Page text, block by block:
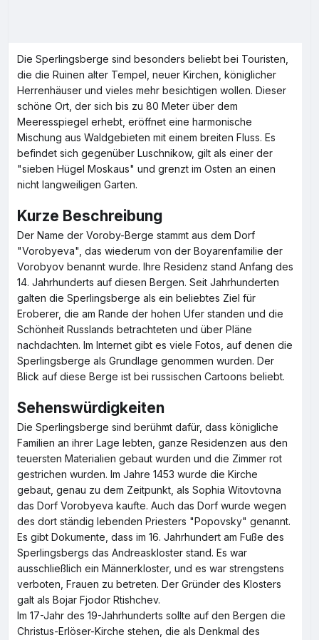
Die Sperlingsberge sind besonders beliebt bei Touristen,
die die Ruinen alter Tempel, neuer Kirchen, königlicher
Herrenhäuser und vieles mehr besichtigen wollen. Dieser
schöne Ort, der sich bis zu 80 Meter über dem
Meeresspiegel erhebt, eröffnet eine harmonische
Mischung aus Waldgebieten mit einem breiten Fluss. Es
befindet sich gegenüber Luschnikow, gilt als einer der
"sieben Hügel Moskaus" und grenzt im Osten an einen
nicht langweiligen Garten.
Kurze Beschreibung
Der Name der Voroby-Berge stammt aus dem Dorf
"Vorobyeva", das wiederum von der Boyarenfamilie der
Vorobyov benannt wurde. Ihre Residenz stand Anfang des
14. Jahrhunderts auf diesen Bergen. Seit Jahrhunderten
galten die Sperlingsberge als ein beliebtes Ziel für
Eroberer, die am Rande der hohen Ufer standen und die
Schönheit Russlands betrachteten und über Pläne
nachdachten. Im Internet gibt es viele Fotos, auf denen die
Sperlingsberge als Grundlage genommen wurden. Der
Blick auf diese Berge ist bei russischen Cartoons beliebt.
Sehenswürdigkeiten
Die Sperlingsberge sind berühmt dafür, dass königliche
Familien an ihrer Lage lebten, ganze Residenzen aus den
teuersten Materialien gebaut wurden und die Zimmer rot
gestrichen wurden. Im Jahre 1453 wurde die Kirche
gebaut, genau zu dem Zeitpunkt, als Sophia Witovtovna
das Dorf Vorobyeva kaufte. Auch das Dorf wurde wegen
des dort ständig lebenden Priesters "Popovsky" genannt.
Es gibt Dokumente, dass im 16. Jahrhundert am Fuße des
Sperlingsbergs das Andreaskloster stand. Es war
ausschließlich ein Männerkloster, und es war strengstens
verboten, Frauen zu betreten. Der Gründer des Klosters
galt als Bojar Fjodor Rtishchev.
Im 17-Jahr des 19-Jahrhunderts sollte auf den Bergen die
Christus-Erlöser-Kirche stehen, die als Denkmal des